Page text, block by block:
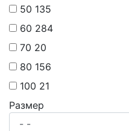
50 135
60 284
70 20
80 156
100 21
Размер